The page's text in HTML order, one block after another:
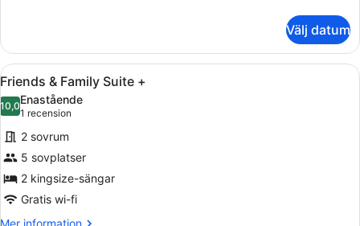
&
Family
View
Suite
Välj datum
Öppna
alla
foton
för
Friends
&
Family
Suite
+
Ett modernt vardagsrum med en
5
Friends & Family Suite +
10,010,0 av 10
Enastående
1 recension
(1 recension)
2 sovrum
5 sovplatser
2 kingsize-sängar
Gratis wi-fi
Mer